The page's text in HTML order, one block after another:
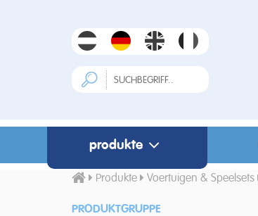
produkte
Produkte Voertuigen & Speelsets
PRODUKTGRUPPE